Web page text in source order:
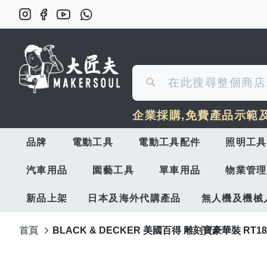
尋
搜
尋
企業採購,免費產品示範
品牌 電動工具 電動工具配件 照明工具
汽車用品 園藝工具 單車用品 物業管
新品上架 日本及海外代購產品 無人機及機械
首頁 BLACK & DECKER 美國百得 雕刻寶豪華裝